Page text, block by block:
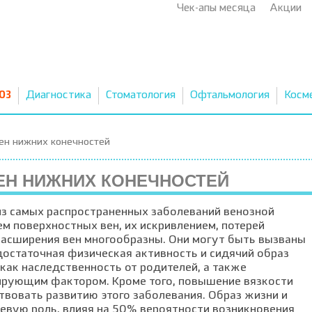
Чек-апы месяца Акции
Диагностика Стоматология Офтальмология
нижних конечностей
НИЖНИХ КОНЕЧНОСТЕЙ
самых распространенных заболеваний венозной
поверхностных вен, их искривлением, потерей
вен многообразны. Они могут быть вызваны
физическая активность и сидячий образ
наследственность от родителей, а также
фактором. Кроме того, повышение вязкости
развитию этого заболевания. Образ жизни и